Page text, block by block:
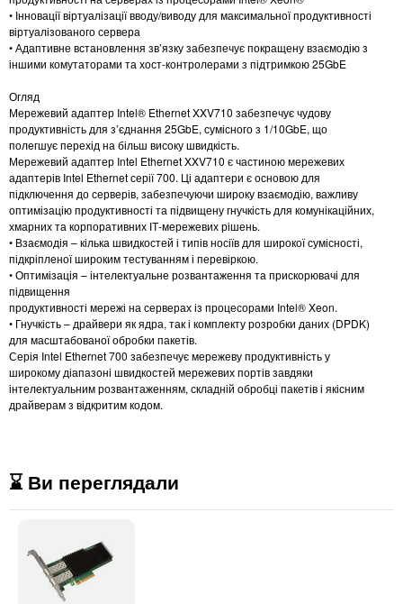
• Інновації віртуалізації вводу/виводу для максимальної продуктивності
віртуалізованого сервера
• Адаптивне встановлення зв’язку забезпечує покращену взаємодію з
іншими комутаторами та хост-контролерами з підтримкою 25GbE
Огляд
Мережевий адаптер Intel® Ethernet XXV710 забезпечує чудову
продуктивність для з’єднання 25GbE, сумісного з 1/10GbE, що
полегшує перехід на більш високу швидкість.
Мережевий адаптер Intel Ethernet XXV710 є частиною мережевих
адаптерів Intel Ethernet серії 700. Ці адаптери є основою для
підключення до серверів, забезпечуючи широку взаємодію, важливу
оптимізацію продуктивності та підвищену гнучкість для комунікаційних,
хмарних та корпоративних ІТ-мережевих рішень.
• Взаємодія – кілька швидкостей і типів носіїв для широкої сумісності,
підкріпленої широким тестуванням і перевіркою.
• Оптимізація – інтелектуальне розвантаження та прискорювачі для
підвищення
продуктивності мережі на серверах із процесорами Intel® Xeon.
• Гнучкість – драйвери як ядра, так і комплекту розробки даних (DPDK)
для масштабованої обробки пакетів.
Серія Intel Ethernet 700 забезпечує мережеву продуктивність у
широкому діапазоні швидкостей мережевих портів завдяки
інтелектуальним розвантаженням, складній обробці пакетів і якісним
драйверам з відкритим кодом.
⌛ Ви переглядали